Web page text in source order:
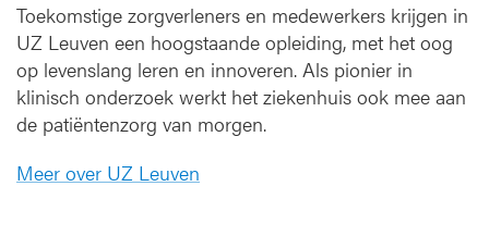
Toekomstige zorgverleners en medewerkers krijgen in
UZ Leuven een hoogstaande opleiding, met het oog
op levenslang leren en innoveren. Als pionier in
klinisch onderzoek werkt het ziekenhuis ook mee aan
de patiëntenzorg van morgen.
Meer over UZ Leuven